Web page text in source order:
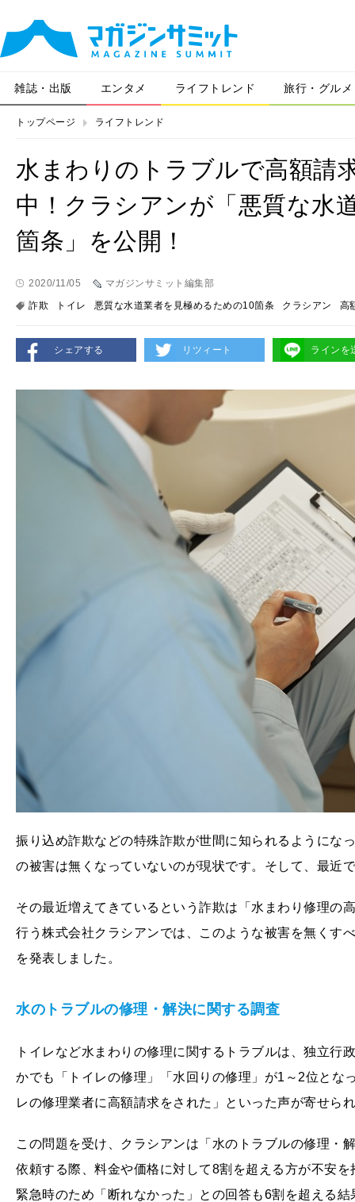
雑誌・出版 エンタメ ライフトレンド 旅行・グルメ
トップページ ライフトレンド
水まわりのトラブルで高額請
中！クラシアンが「悪質な水
箇条」を公開！
2020/11/05
マガジンサミット編集部
詐欺
トイレ 悪質な水道業者を見極めるための10箇条 クラシアン 高
シェアする リツィート ラインを
振り込め詐欺などの特殊詐欺が世間に知られるようにな
の被害は無くなっていないのが現状です。そして、最近
その最近増えてきているという詐欺は「水まわり修理の
行う株式会社クラシアンでは、このような被害を無くす
を発表しました。
水のトラブルの修理・解決に関する調査
トイレなど水まわりの修理に関するトラブルは、独立行
かでも「トイレの修理」「水回りの修理」が1～2位とな
レの修理業者に高額請求をされた」といった声が寄せら
この問題を受け、クラシアンは「水のトラブルの修理・
依頼する際、料金や価格に対して8割を超える方が不安
緊急時のため「断れなかった」との回答も6割を超える結